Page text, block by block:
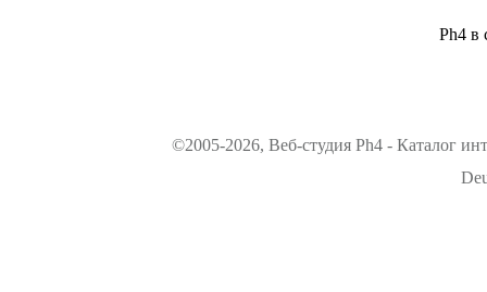
Ph4 в
©2005-2026, Веб-студия Ph4 - Каталог